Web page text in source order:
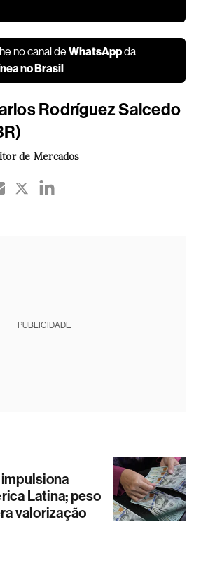
no canal deWhatsAppda
no Brasil
Rodríguez Salcedo
de Mercados
PUBLICIDADE
Latina; peso
valorização